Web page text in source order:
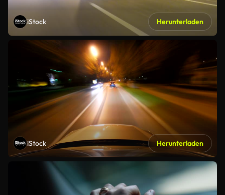
iStock Herunterladen
iStock Herunterladen